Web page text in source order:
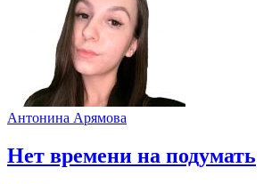
Антонина Арямова
​Нет времени на подумать